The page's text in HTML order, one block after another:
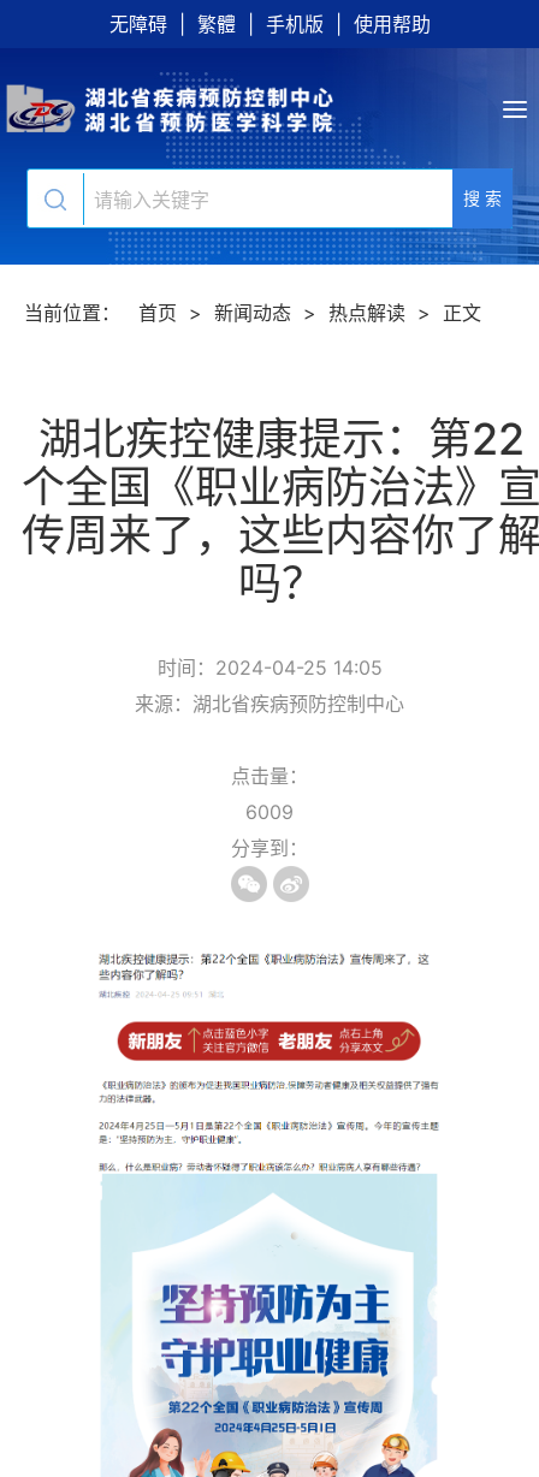
无障碍 繁體 手机版 使用帮助
搜 索
当前位置： 首页 > 新闻动态 > 热点解读 > 正文
湖北疾控健康提示：第22
个全国《职业病防治法》
传周来了，这些内容你了
吗？
时间：2024-04-25 14:05
来源：湖北省疾病预防控制中心
点击量：
6009
分享到：